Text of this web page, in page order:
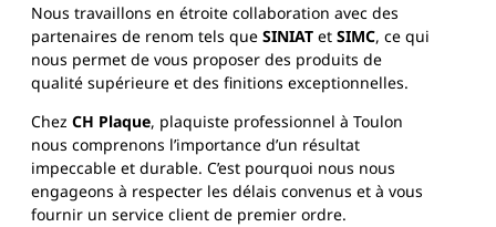
Nous travaillons en étroite collaboration avec des
partenaires de renom tels que SINIAT et SIMC, ce qui
nous permet de vous proposer des produits de
qualité supérieure et des finitions exceptionnelles.
Chez CH Plaque, plaquiste professionnel à Toulon
nous comprenons l’importance d’un résultat
impeccable et durable. C’est pourquoi nous nous
engageons à respecter les délais convenus et à vous
fournir un service client de premier ordre.